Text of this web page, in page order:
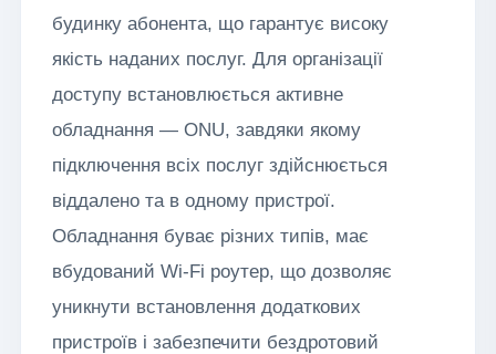
будинку абонента, що гарантує високу
якість наданих послуг. Для організації
доступу встановлюється активне
обладнання — ONU, завдяки якому
підключення всіх послуг здійснюється
віддалено та в одному пристрої.
Обладнання буває різних типів, має
вбудований Wi-Fi роутер, що дозволяє
уникнути встановлення додаткових
пристроїв і забезпечити бездротовий